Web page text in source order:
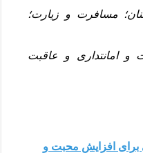
مسافرت و زیارت؛
و امانتداری و عاقبت
افزایش محبت و